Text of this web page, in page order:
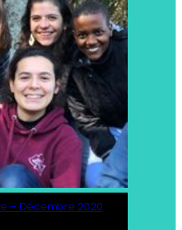
– Décembre 2020